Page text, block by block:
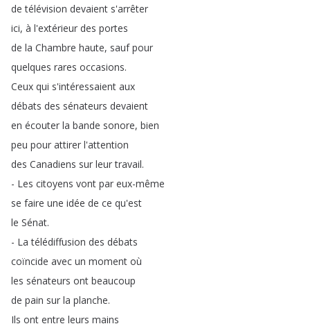
de télévision devaient s'arrêter
ici, à l'extérieur des portes
de la Chambre haute, sauf pour
quelques rares occasions.
Ceux qui s'intéressaient aux
débats des sénateurs devaient
en écouter la bande sonore, bien
peu pour attirer l'attention
des Canadiens sur leur travail.
- Les citoyens vont par eux-même
se faire une idée de ce qu'est
le Sénat.
- La télédiffusion des débats
coïncide avec un moment où
les sénateurs ont beaucoup
de pain sur la planche.
Ils ont entre leurs mains